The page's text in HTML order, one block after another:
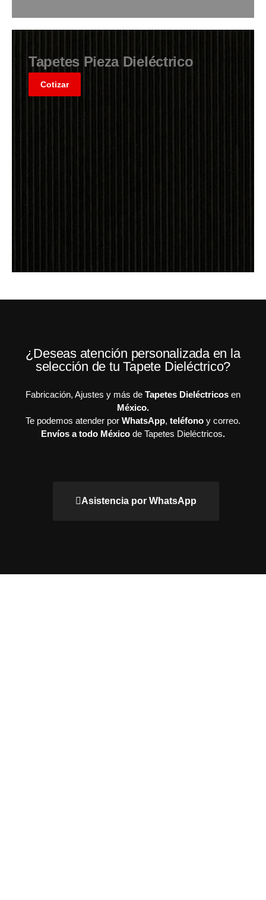
Tapetes Pieza Dieléctrico
Cotizar
¿Deseas atención personalizada en la
selección de tu Tapete Dieléctrico?
Fabricación, Ajustes y más de Tapetes Dieléctricos en
México.
Te podemos atender por WhatsApp, teléfono y correo.
Envíos a todo México de Tapetes Dieléctricos.
Asistencia por WhatsApp